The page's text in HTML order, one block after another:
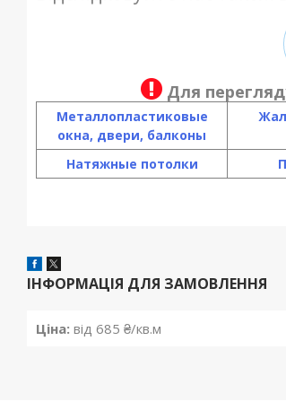
Для
Металлопластиковые
окна, двери, балконы
Натяжные потолки
ІНФОРМАЦІЯ ДЛЯ ЗАМОВЛЕННЯ
Ціна: від 685 ₴/кв.м